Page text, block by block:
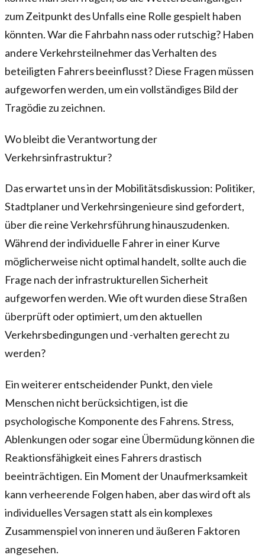
zum Zeitpunkt des Unfalls eine Rolle gespielt haben
könnten. War die Fahrbahn nass oder rutschig? Haben
andere Verkehrsteilnehmer das Verhalten des
beteiligten Fahrers beeinflusst? Diese Fragen müssen
aufgeworfen werden, um ein vollständiges Bild der
Tragödie zu zeichnen.
Wo bleibt die Verantwortung der
Verkehrsinfrastruktur?
Das erwartet uns in der Mobilitätsdiskussion: Politiker,
Stadtplaner und Verkehrsingenieure sind gefordert,
über die reine Verkehrsführung hinauszudenken.
Während der individuelle Fahrer in einer Kurve
möglicherweise nicht optimal handelt, sollte auch die
Frage nach der infrastrukturellen Sicherheit
aufgeworfen werden. Wie oft wurden diese Straßen
überprüft oder optimiert, um den aktuellen
Verkehrsbedingungen und -verhalten gerecht zu
werden?
Ein weiterer entscheidender Punkt, den viele
Menschen nicht berücksichtigen, ist die
psychologische Komponente des Fahrens. Stress,
Ablenkungen oder sogar eine Übermüdung können die
Reaktionsfähigkeit eines Fahrers drastisch
beeinträchtigen. Ein Moment der Unaufmerksamkeit
kann verheerende Folgen haben, aber das wird oft als
individuelles Versagen statt als ein komplexes
Zusammenspiel von inneren und äußeren Faktoren
angesehen.